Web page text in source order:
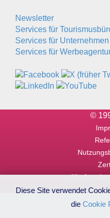
Newsletter
Services für
Services für Unternehmen
Services für
©
Alle
Diese Site verwendet
die Cookie